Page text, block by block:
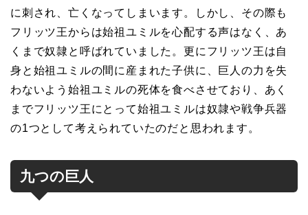
に刺され、亡くなってしまいます。しかし、その際も
フリッツ王からは始祖ユミルを心配する声はなく、あ
くまで奴隷と呼ばれていました。更にフリッツ王は自
身と始祖ユミルの間に産まれた子供に、巨人の力を失
わないよう始祖ユミルの死体を食べさせており、あく
までフリッツ王にとって始祖ユミルは奴隷や戦争兵器
の1つとして考えられていたのだと思われます。
九つの巨人